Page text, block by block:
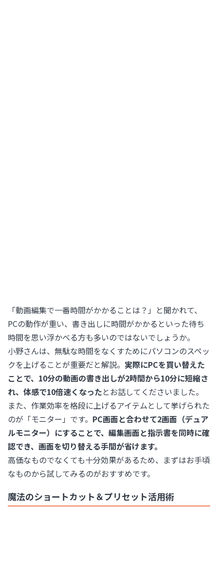
「動画編集で一番時間がかかることは？」と聞かれて、
PCの動作が重い、書き出しに時間がかかるといった待ち
時間を思い浮かべる方も多いのではないでしょうか。
小野さんは、無駄な時間をなくすためにパソコンのスペッ
クを上げることが重要だと解説。 実際にPCを買い替えた
ことで、10分の動画の書き出しが2時間から10分に短縮さ
れ、体感で10倍速くなったとお話してくださいました。
また、作業効率を格段に上げるアイテムとして挙げられた
のが「モニター」です。 PC画面と合わせて2画面（デュア
ルモニター）にすることで、編集画面と指示書を同時に確
認でき、画面を切り替える手間が省けます。
高価なものでなくても十分効果があるため、まずはお手頃
なものから試してみるのがおすすめです。
魔法のショートカット＆プリセット活用術